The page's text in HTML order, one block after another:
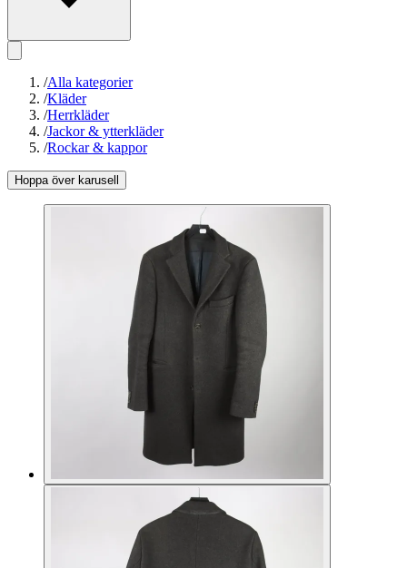
/Alla kategorier
/Kläder
/Herrkläder
/Jackor & ytterkläder
/Rockar & kappor
Hoppa över karusell